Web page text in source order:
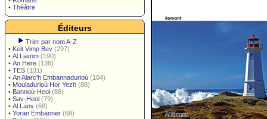
• Théâtre
Éditeurs
Trier par nom A-Z
• Keit Vimp Bev (297)
• Al Liamm (190)
• An Here (136)
• TES (131)
• An Alarc'h Embannadurioù (104)
• Mouladurioù Hor Yezh (88)
• Bannoù-Heol (86)
• Sav-Heol (79)
• Al Lanv (68)
• Yoran Embanner (68)